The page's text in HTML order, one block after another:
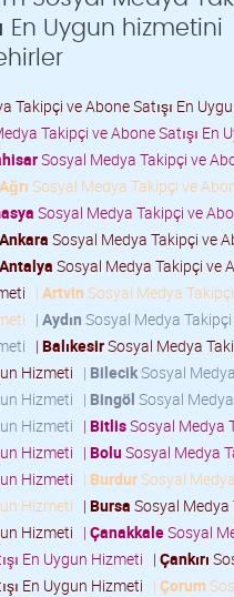
En Uygun hizmetini
Takipçi ve Abone Satışı En
Takipçi ve Abone Satışı En
Sosyal Medya Takipçi ve
Ağrı Sosyal Medya Takipçi ve
Sosyal Medya Takipçi ve
Ankara Sosyal Medya Takipçi ve
Antalya Sosyal Medya Takipçi ve
| Artvin Sosyal Medya
| Aydın Sosyal Medya
| BalıkesirSosyal Medya
Hizmeti | BilecikSosyal
Hizmeti | Bingöl Sosyal
Hizmeti | BitlisSosyal Medya
Hizmeti | BoluSosyal Medya
Hizmeti | BurdurSosyal
Hizmeti | Bursa Sosyal Medya
Hizmeti | ÇanakkaleSosyal
En Uygun Hizmeti | Çankırı
En Uygun Hizmeti | Çorum